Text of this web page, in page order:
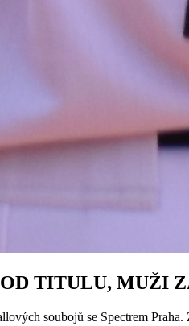
TITULU, MUŽI
soubojů se Spectrem